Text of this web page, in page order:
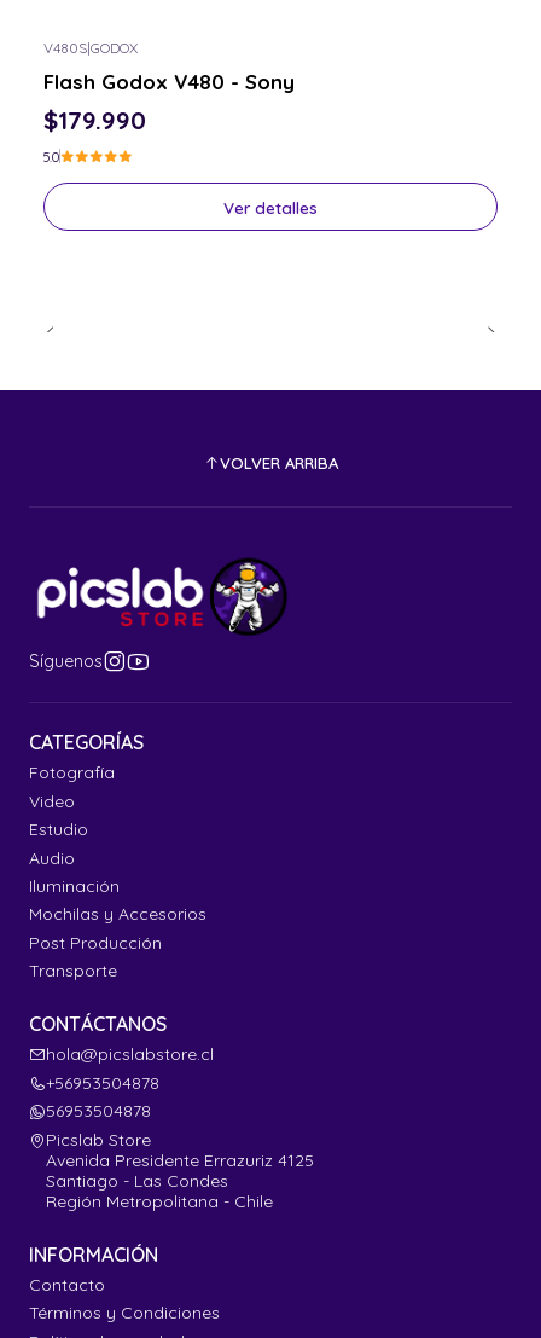
V480S|GODOX
Flash Godox V480 - Sony
$179.990
5.0
Ver detalles
VOLVER ARRIBA
Síguenos
CATEGORÍAS
Fotografía
Video
Estudio
Audio
Iluminación
Mochilas y Accesorios
Post Producción
Transporte
CONTÁCTANOS
hola@picslabstore.cl
+56953504878
56953504878
Picslab Store
Avenida Presidente Errazuriz 4125
Santiago - Las Condes
Región Metropolitana - Chile
INFORMACIÓN
Contacto
Términos y Condiciones